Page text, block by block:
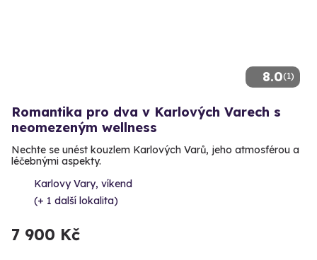
8.0(1)
Romantika pro dva v Karlových Varech s
neomezeným wellness
Nechte se unést kouzlem Karlových Varů, jeho atmosférou a
léčebnými aspekty.
Karlovy Vary, víkend
(+ 1 další lokalita)
7 900 Kč